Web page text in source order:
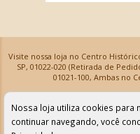
Visite nossa loja no Centro
SP, 01022-020 (Retirada de
01021-100, Ambas no
Armarinhos Santa
Os preços e as condições de pagamento
podem sofrer alterações sem aviso
Nossa loja utiliza cookies para
continuar navegando, você